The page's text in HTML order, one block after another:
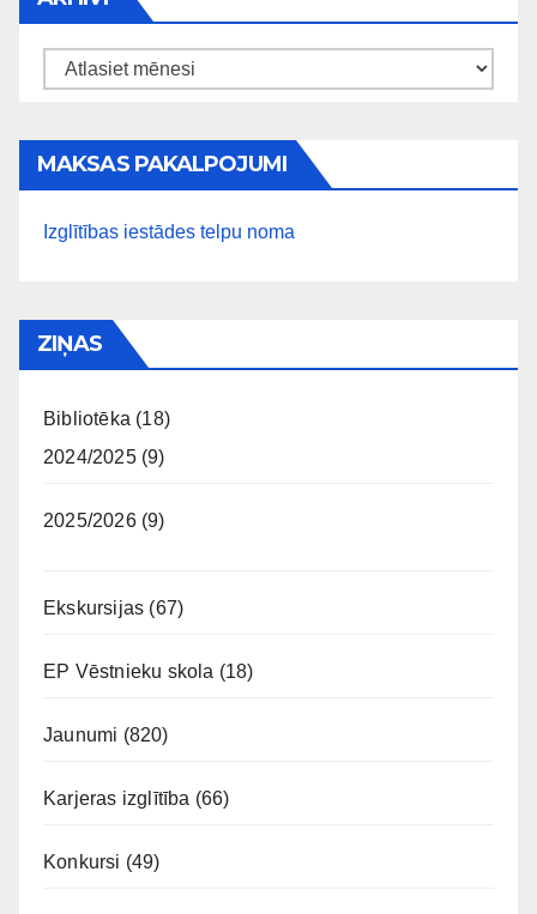
Arhīvi
MAKSAS PAKALPOJUMI
Izglītības iestādes telpu noma
ZIŅAS
Bibliotēka (18)
2024/2025(9)
2025/2026(9)
Ekskursijas (67)
EP Vēstnieku skola (18)
Jaunumi (820)
Karjeras izglītība (66)
Konkursi (49)